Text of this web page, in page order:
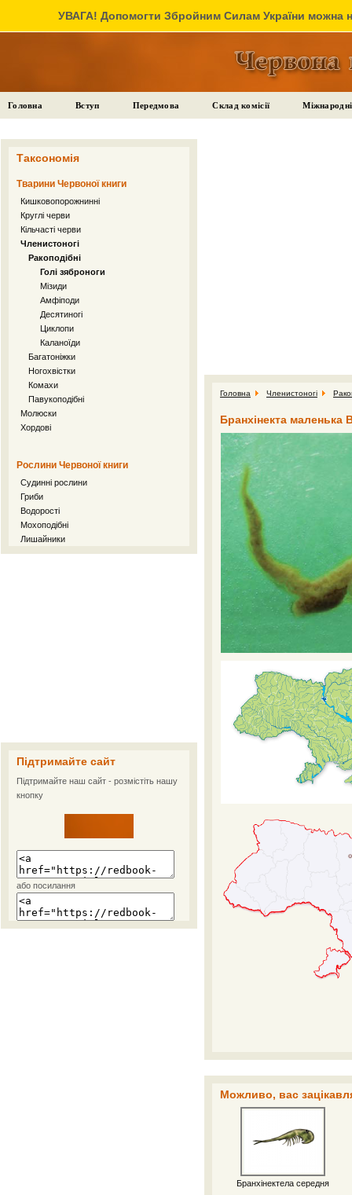
УВАГА! Допомогти Збройним Силам України можна
Головна Вступ Передмова Склад комісії
Таксономія
Тварини Червоної книги
Кишковопорожнинні
Круглі черви
Кільчасті черви
Членистоногі
Ракоподібні
Голі зяброноги
Мізиди
Амфіподи
Десятиногі
Циклопи
Каланоїди
Багатоніжки
Ногохвістки
Комахи
Павукоподібні
Молюски
Хордові
Рослини Червоної книги
Судинні рослини
Гриби
Водорості
Мохоподібні
Лишайники
Підтримайте сайт
Підтримайте наш сайт - розмістіть нашу
кнопку
або посилання
Головна Членистоногі
Бранхінекта маленька
Можливо, вас
Бранхінектела середня